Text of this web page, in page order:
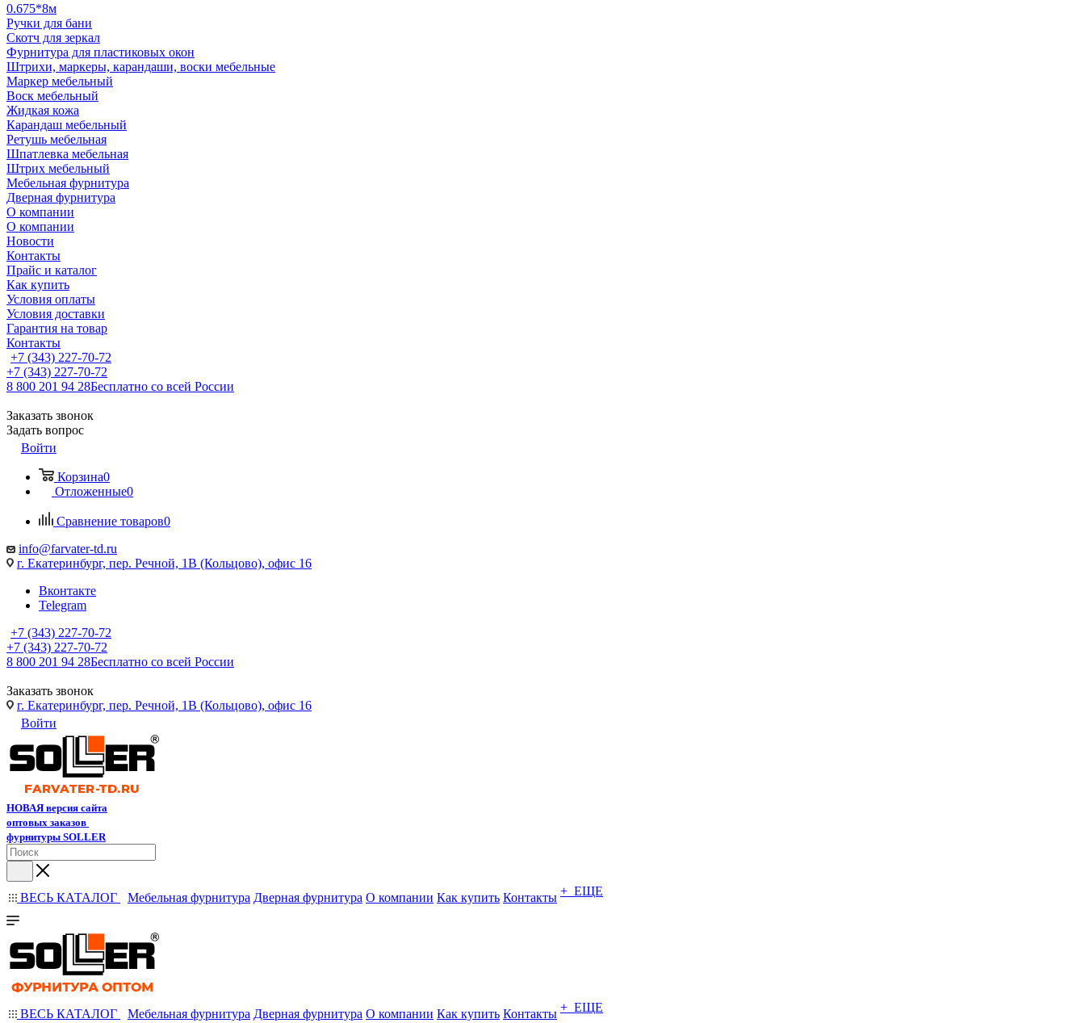
0.675*8м
Ручки для бани
Скотч для зеркал
Фурнитура для пластиковых окон
Штрихи, маркеры, карандаши, воски мебельные
Маркер мебельный
Воск мебельный
Жидкая кожа
Карандаш мебельный
Ретушь мебельная
Шпатлевка мебельная
Штрих мебельный
Мебельная фурнитура
Дверная фурнитура
О компании
О компании
Новости
Контакты
Прайс и каталог
Как купить
Условия оплаты
Условия доставки
Гарантия на товар
Контакты
+7 (343) 227-70-72
+7 (343) 227-70-72
8 800 201 94 28Бесплатно со всей России
Заказать звонок
Задать вопрос
Войти
Корзина0
Отложенные0
Сравнение товаров0
info@farvater-td.ru
г. Екатеринбург, пер. Речной, 1В (Кольцово), офис 16
Вконтакте
Telegram
+7 (343) 227-70-72
+7 (343) 227-70-72
8 800 201 94 28Бесплатно со всей России
Заказать звонок
г. Екатеринбург, пер. Речной, 1В (Кольцово), офис 16
Войти
НОВАЯ версия сайта
оптовых заказов
фурнитуры SOLLER
ВЕСЬ КАТАЛОГ Мебельная фурнитура Дверная фурнитура О компании Как купить Контакты + ЕЩЕ
ВЕСЬ КАТАЛОГ Мебельная фурнитура Дверная фурнитура О компании Как купить Контакты + ЕЩЕ